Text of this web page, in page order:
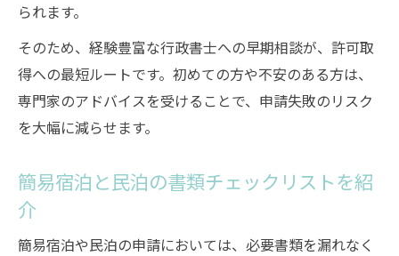
られます。
そのため、経験豊富な行政書士への早期相談が、許可取
得への最短ルートです。初めての方や不安のある方は、
専門家のアドバイスを受けることで、申請失敗のリスク
を大幅に減らせます。
簡易宿泊と民泊の書類チェックリストを紹
介
簡易宿泊や民泊の申請においては、必要書類を漏れなく